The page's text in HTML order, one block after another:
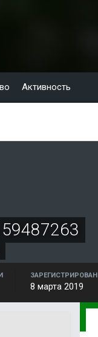
Активность
ЗАРЕГИСТРИРОВАН
8 марта 2019